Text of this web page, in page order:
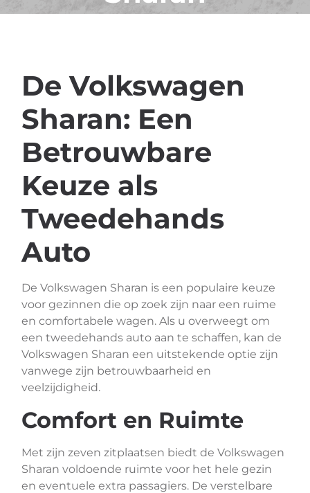
De Volkswagen
Sharan: Een
Betrouwbare
Keuze als
Tweedehands
Auto
De Volkswagen Sharan is een populaire keuze
voor gezinnen die op zoek zijn naar een ruime
en comfortabele wagen. Als u overweegt om
een tweedehands auto aan te schaffen, kan de
Volkswagen Sharan een uitstekende optie zijn
vanwege zijn betrouwbaarheid en
veelzijdigheid.
Comfort en Ruimte
Met zijn zeven zitplaatsen biedt de Volkswagen
Sharan voldoende ruimte voor het hele gezin
en eventuele extra passagiers. De verstelbare